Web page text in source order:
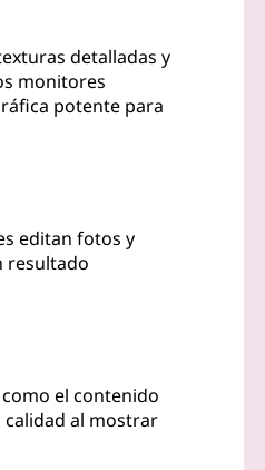
detalladas y
monitores
potente para
editan fotos y
resultado
el contenido
al mostrar